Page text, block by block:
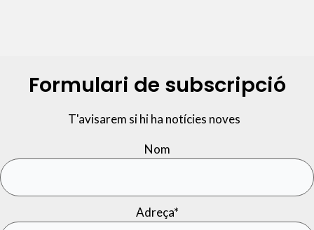
Formulari de subscripció
T'avisarem si hi ha notícies noves
Nom
Adreça*